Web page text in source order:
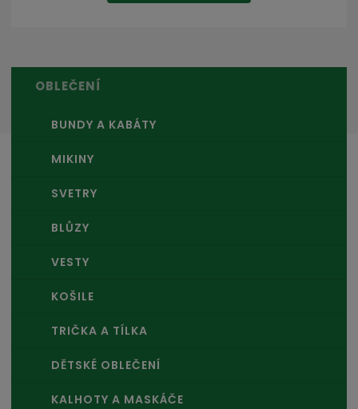
OBLEČENÍ
BUNDY A KABÁTY
MIKINY
SVETRY
BLŮZY
VESTY
KOŠILE
TRIČKA A TÍLKA
DĚTSKÉ OBLEČENÍ
KALHOTY A MASKÁČE